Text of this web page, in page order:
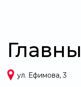
ул. Ефимова, 3